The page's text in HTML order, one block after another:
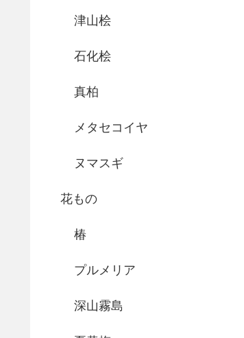
津山桧
石化桧
真柏
メタセコイヤ
ヌマスギ
花もの
椿
プルメリア
深山霧島